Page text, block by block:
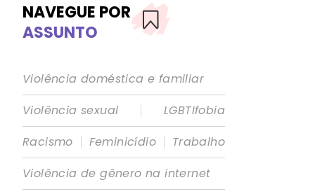
NAVEGUE POR
ASSUNTO
Violência doméstica e familiar
Violência sexual
|
LGBTIfobia
Racismo | Feminicídio | Trabalho
Violência de gênero na internet